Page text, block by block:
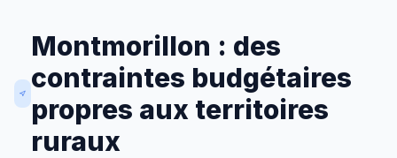
Montmorillon : des
contraintes budgétaires
propres aux territoires
ruraux